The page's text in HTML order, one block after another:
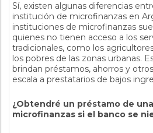
Sí, existen algunas diferencias
institución de microfinanzas en
instituciones de microfinanzas
quienes no tienen acceso a los
tradicionales, como los
los pobres de las zonas urbanas.
brindan préstamos, ahorros y
escala a prestatarios de bajos
¿Obtendré un préstamo de
microfinanzas si el banco se